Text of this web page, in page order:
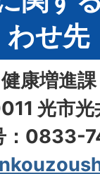
わせ先
康増進
光市光
：0833-